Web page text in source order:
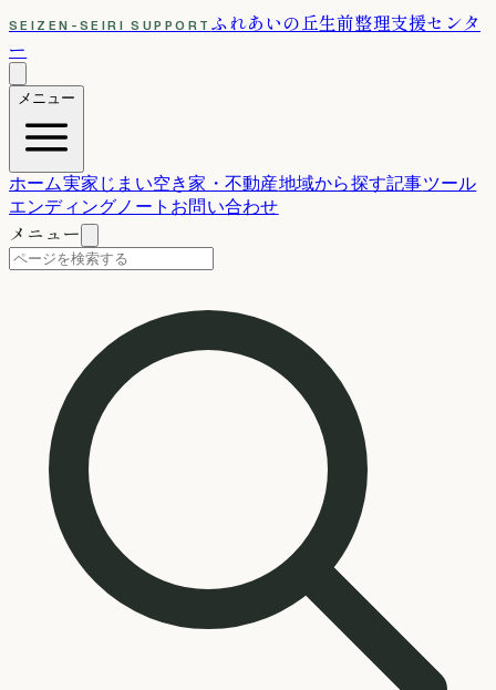
SEIZEN-SEIRI SUPPORT ふれあいの丘生前整理支援センタ
ー
メニュー
ホーム実家じまい空き家・不動産地域から探す記事ツール
エンディングノート お問い合わせ
メニュー